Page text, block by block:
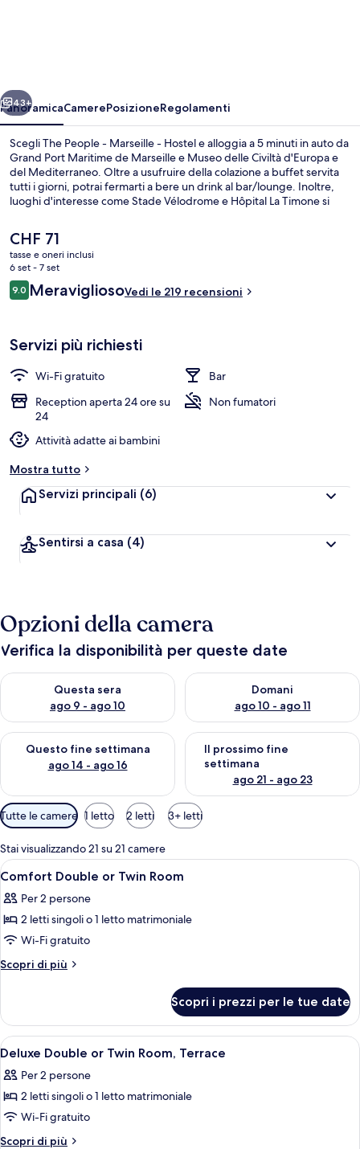
Hostel
Avanti
43+
PanoramicaCamerePosizioneRegolamenti
Scegli The People - Marseille - Hostel e alloggia a 5 minuti in auto da
Grand Port Maritime de Marseille e Museo delle Civiltà d'Europa e
del Mediterraneo. Oltre a usufruire della colazione a buffet servita
tutti i giorni, potrai fermarti a bere un drink al bar/lounge. Inoltre,
luoghi d'interesse come Stade Vélodrome e Hôpital La Timone si
comoda base per spostarsi con i mezzi pubblici: Stazione metro di
Jules Guesde si trova a 4 min a piedi e Stazione metro di Marseille-
Colbert a 5.
Il
prezzo
attuale
è
CHF 71
CHF 71
tasse e oneri inclusi
6 set - 7 set
Recensioni
9.09.0 su 10
MeravigliosoVedi le 219 recensioni
Servizi più richiesti
Wi-Fi gratuito
Bar
Reception aperta 24 ore su
24
Non fumatori
Attività adatte ai bambini
Mostra tutto
Servizi principali (6)
Sentirsi a casa (4)
Opzioni della camera
Verifica la disponibilità per queste date
Questa sera
ago 9 - ago 10
Verifica la disponibilità per questa sera, ago 9 - ago 10
Domani
ago 10 - ago 11
Verifica la disponibilità per
Questo fine settimana
ago 14 - ago 16
Verifica la disponibilità per questo fine settimana, ago 14 -
Il prossimo fine
settimana
ago 21 - ago 23
Verifica la disponibilità per il
Filtri
disponibili
per
le
camere
Tutte le camere 1 letto 2 letti 3+ letti
Stai visualizzando 21 su 21 camere
Apri
tutte
le
foto
per
Comfort
Twin
Room
Una camera da letto con un letto,
5
Comfort Double or Twin Room
Per 2 persone
2 letti singoli o 1 letto matrimoniale
Wi-Fi gratuito
Scopri di più
Altri
Double
or
Twin
Scopri i prezzi per le tue date
Apri
tutte
le
foto
per
Deluxe
Una camera da letto con un letto,
5
Deluxe Double or Twin Room, Terrace
Per 2 persone
2 letti singoli o 1 letto matrimoniale
Wi-Fi gratuito
Scopri di più
Altri